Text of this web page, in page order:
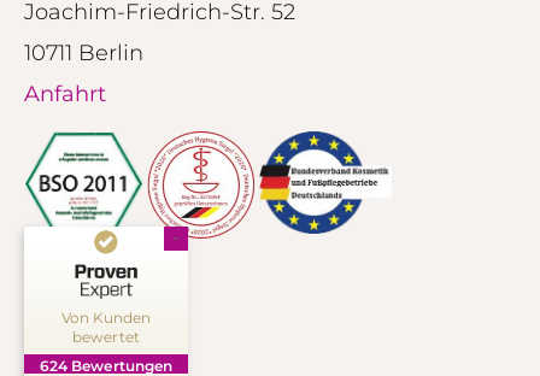
Joachim-Friedrich-Str. 52
10711 Berlin
Anfahrt
Von Kunden
bewertet
624 Bewertungen
Kundenbewertungen und Erfahrungen zu
NINON Kosmetik Akademie
SEHR GUT